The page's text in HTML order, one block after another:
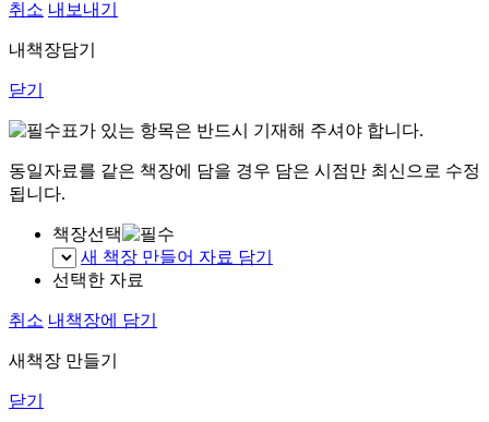
취소 내보내기
내책장담기
닫기
표가 있는 항목은 반드시 기재해 주셔야 합니다.
동일자료를 같은 책장에 담을 경우 담은 시점만 최신으로 수정
됩니다.
책장선택
새 책장 만들어 자료 담기
선택한 자료
취소 내책장에 담기
새책장 만들기
닫기